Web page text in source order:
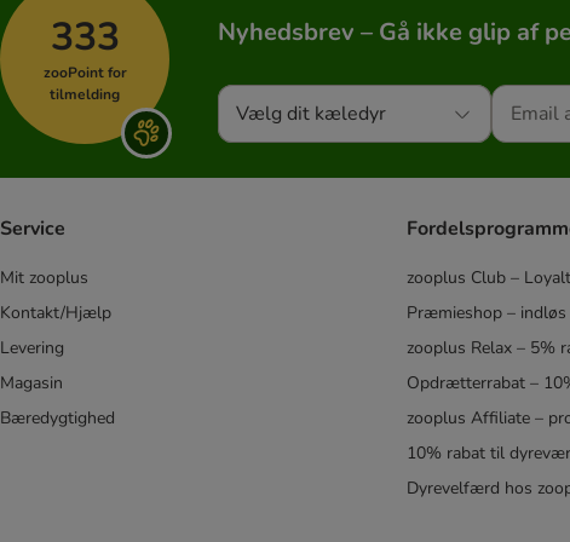
Økonomisæt: Snor/ halsbånd
Lædersnor
Læderhalsbånd
Nylonsnor
Nylonhalsbånd
Anti-træk udstyr
Dobbelt hundesnor
Hundeposer & Tilbehør
Vedhæng til halsbånd
Opdragelseshalsbånd
333
zooPoint for
tilmelding
Nyhedsbrev – Gå ikke glip af
Vælg dit kæledyr
Service
Mit zooplus
Kontakt/Hjælp
Levering
Magasin
Bæredygtighed
zooplus Club –
Præmieshop –
zooplus Relax – 5%
Opdrætterrabat –
zooplus Affiliate –
10% rabat til
Dyrevelfærd hos